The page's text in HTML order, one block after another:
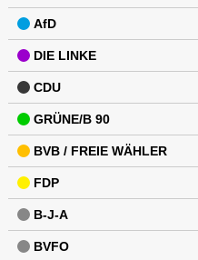
AfD
DIE LINKE
CDU
GRÜNE/B 90
BVB / FREIE WÄHLER
FDP
B-J-A
BVFO